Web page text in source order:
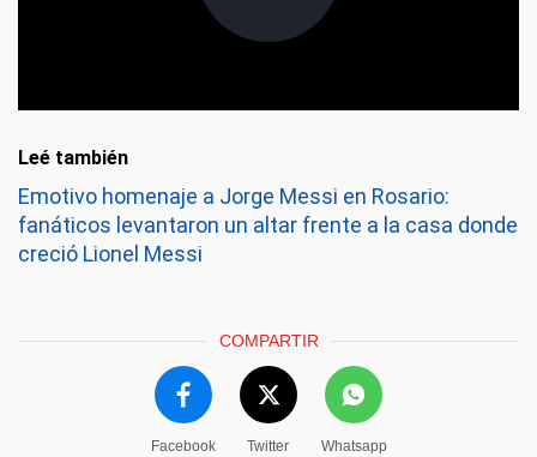
Leé también
Emotivo homenaje a Jorge Messi en Rosario:
fanáticos levantaron un altar frente a la casa donde
creció Lionel Messi
COMPARTIR
Facebook Twitter Whatsapp